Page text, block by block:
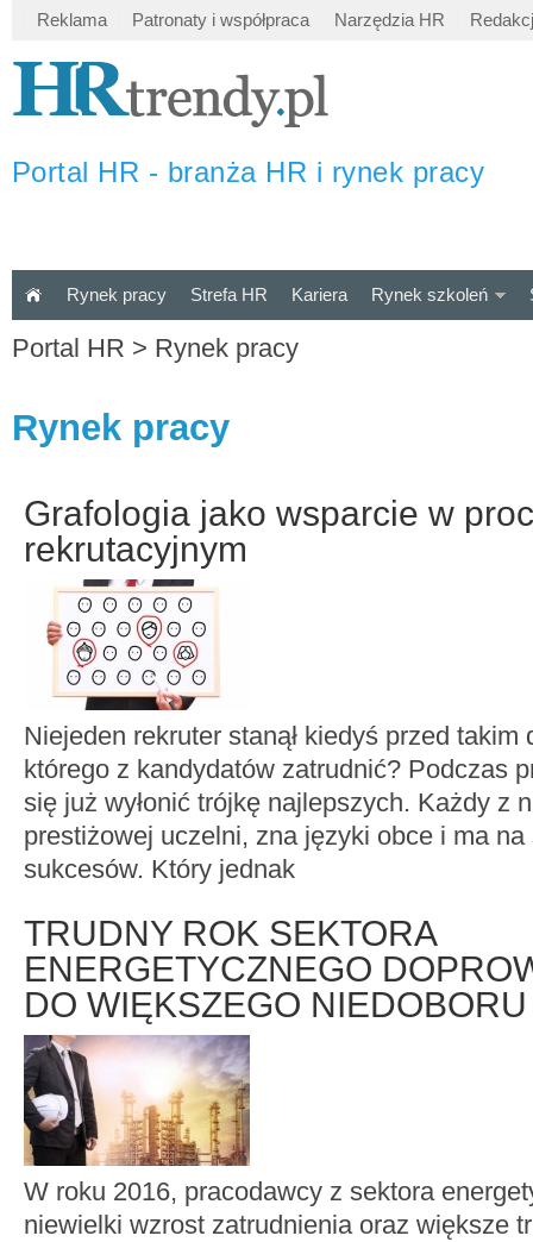
Reklama Patronaty i współpraca Narzędzia HR
Portal HR - branża HR i rynek pracy
Rynek pracy Strefa HR Kariera Rynek szkoleń
Portal HR > Rynek pracy
Rynek pracy
Grafologia jako wsparcie w
rekrutacyjnym
Niejeden rekruter stanął kiedyś przed takim
którego z kandydatów zatrudnić? Podczas
się już wyłonić trójkę najlepszych. Każdy z
prestiżowej uczelni, zna języki obce i ma
sukcesów. Który jednak
TRUDNY ROK SEKTORA
ENERGETYCZNEGO
DO WIĘKSZEGO
W roku 2016, pracodawcy z sektora
niewielki wzrost zatrudnienia oraz większe